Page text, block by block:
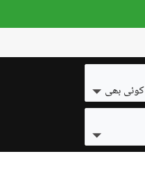
کوئی بھی